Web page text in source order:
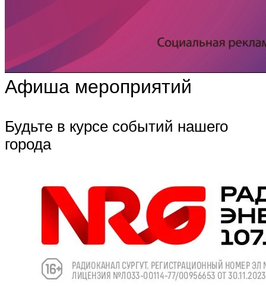
Афиша мероприятий
Будьте в курсе событий нашего
города